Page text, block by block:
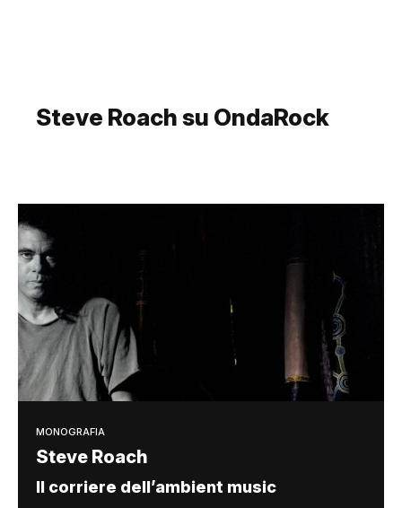
Steve Roach su OndaRock
MONOGRAFIA
Steve Roach
Il corriere dell’ambient music